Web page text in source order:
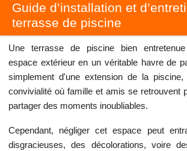
Guide d’installation et
terrasse de piscine
Une terrasse de piscine bien
espace extérieur en un véritable havre de
simplement d'une extension de la
convivialité où famille et amis se retrouvent
partager des moments inoubliables.
Cependant, négliger cet espace peut
disgracieuses, des décolorations, voire